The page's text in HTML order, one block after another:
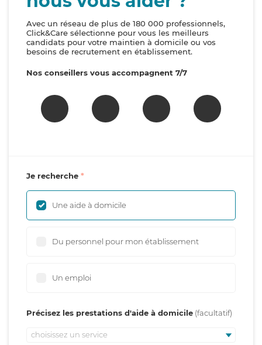
Avec un réseau de plus de 180 000 professionnels,
Click&Care sélectionne pour vous les meilleurs
candidats pour votre maintien à domicile ou vos
besoins de recrutement en établissement.
Nos conseillers vous accompagnent 7/7
Je recherche
Une aide à domicile
Du personnel pour mon établissement
Un emploi
Précisez les prestations d'aide à domicile
choisissez un service